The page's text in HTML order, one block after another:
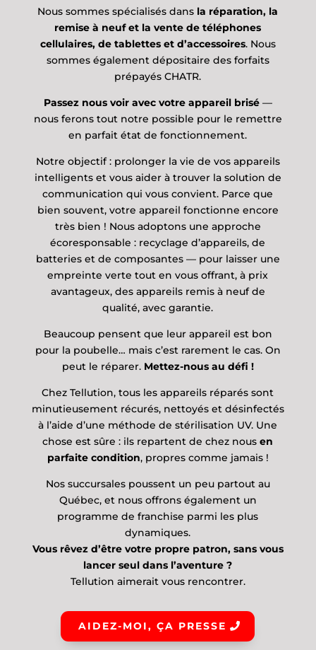
Nous sommes spécialisés dans la réparation, la
remise à neuf et la vente de téléphones
cellulaires, de tablettes et d’accessoires. Nous
sommes également dépositaire des forfaits
prépayés CHATR.
Passez nous voir avec votre appareil brisé—
nous ferons tout notre possible pour le remettre
en parfait état de fonctionnement.
Notre objectif : prolonger la vie de vos appareils
intelligents et vous aider à trouver la solution de
communication qui vous convient. Parce que
bien souvent, votre appareil fonctionne encore
très bien ! Nous adoptons une approche
écoresponsable : recyclage d’appareils, de
batteries et de composantes — pour laisser une
empreinte verte tout en vous offrant, à prix
avantageux, des appareils remis à neuf de
qualité, avec garantie.
Beaucoup pensent que leur appareil est bon
pour la poubelle… mais c’est rarement le cas. On
peut le réparer. Mettez-nous au défi !
Chez Tellution, tous les appareils réparés sont
minutieusement récurés, nettoyés et désinfectés
à l’aide d’une méthode de stérilisation UV. Une
chose est sûre : ils repartent de chez nousen
parfaite condition, propres comme jamais !
Nos succursales poussent un peu partout au
Québec, et nous offrons également un
programme de franchise parmi les plus
dynamiques.
Vous rêvez d’être votre propre patron, sans vous
lancer seul dans l’aventure ?
Tellution aimerait vous rencontrer.
AIDEZ-MOI, ÇA PRESSE